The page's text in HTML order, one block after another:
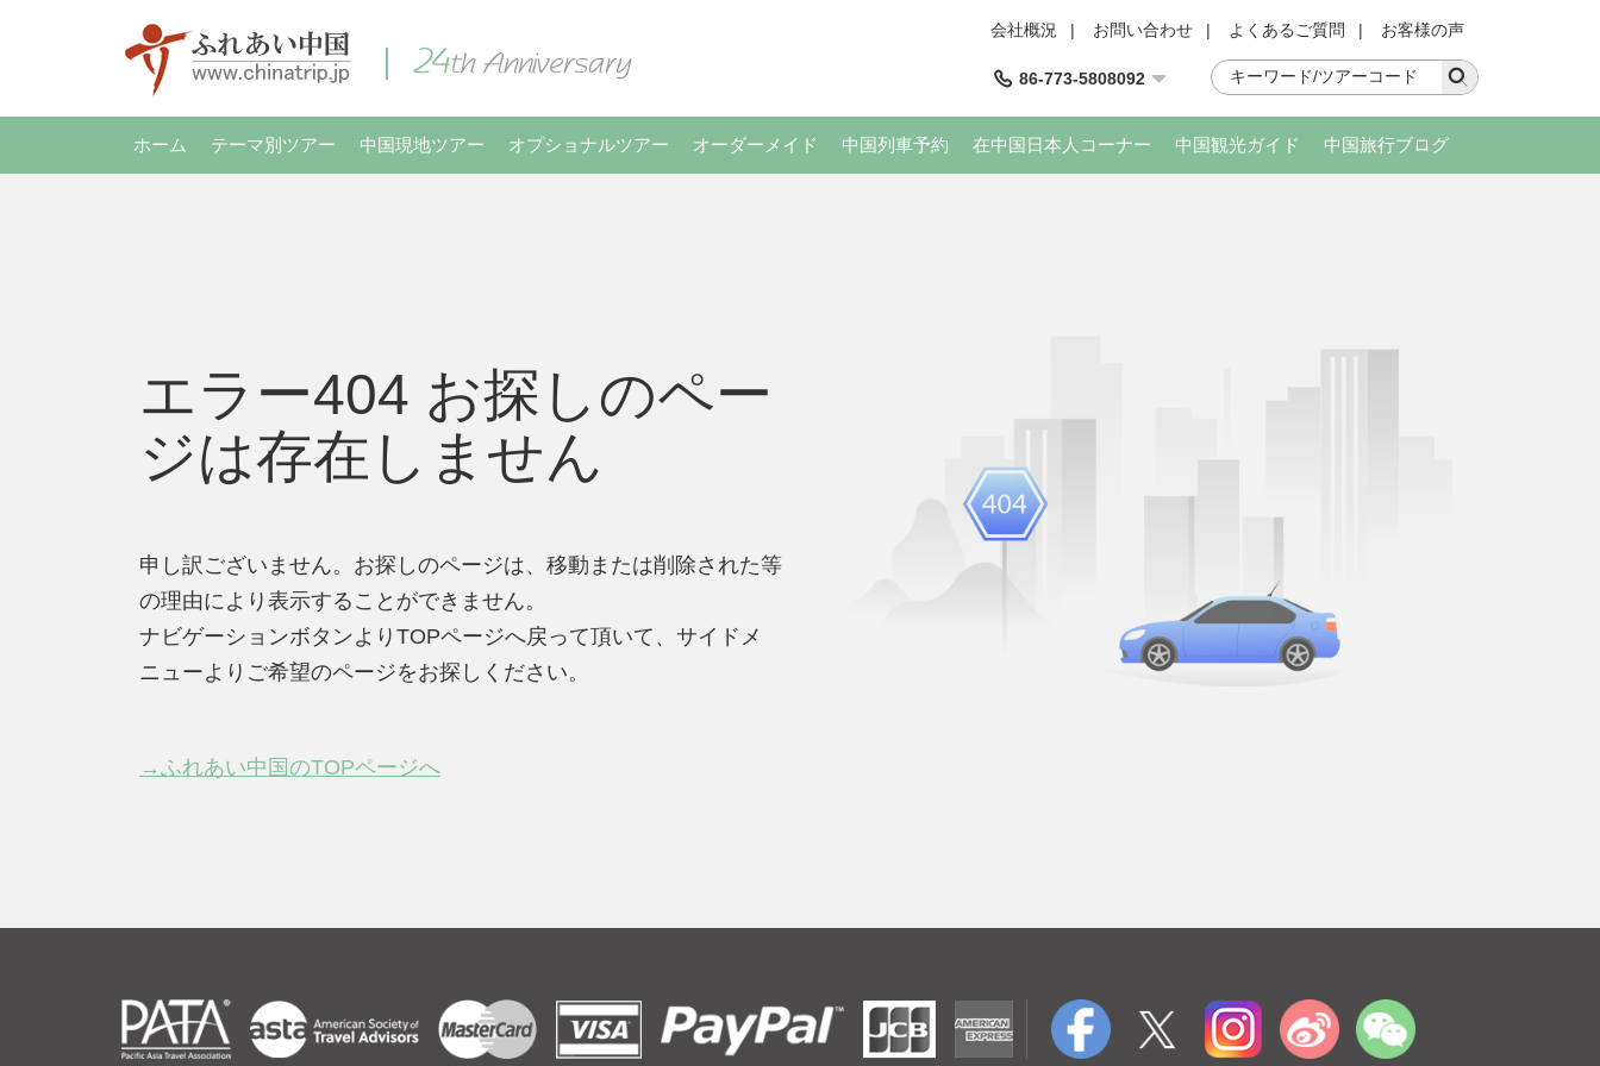
会社概況 | お問い合わせ | よくあるご質問 | お客様の声
86-773-5808092
ホーム テーマ別ツアー 中国現地ツアー オプショナルツアー オーダーメイド 中国列車予約 在中国日本人コーナー 中国観光ガイド 中国旅行ブログ
エラー404 お探しのペー
ジは存在しません
申し訳ございません。お探しのページは、移動または削除された等
の理由により表示することができません。
ナビゲーションボタンよりTOPページへ戻って頂いて、サイドメ
ニューよりご希望のページをお探しください。
→ふれあい中国のTOPページへ